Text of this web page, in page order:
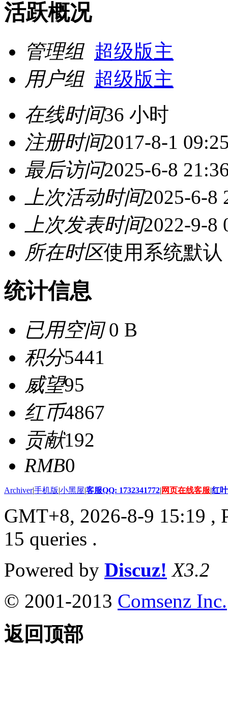
活跃概况
管理组 超级版主
用户组 超级版主
在线时间36 小时
注册时间2017-8-1
最后访问2025-6-8
上次活动时间2025-6-8
上次发表时间2022-9-8
所在时区使用系统默认
统计信息
已用空间0 B
积分5441
威望95
红币4867
贡献192
RMB0
Archiver|手机版|小黑屋|客服QQ: 1732341772| 网页在线客服|红
GMT+8, 2026-8-9 15:19 ,
15 queries .
Powered by Discuz! X3.2
© 2001-2013 Comsenz Inc.
返回顶部